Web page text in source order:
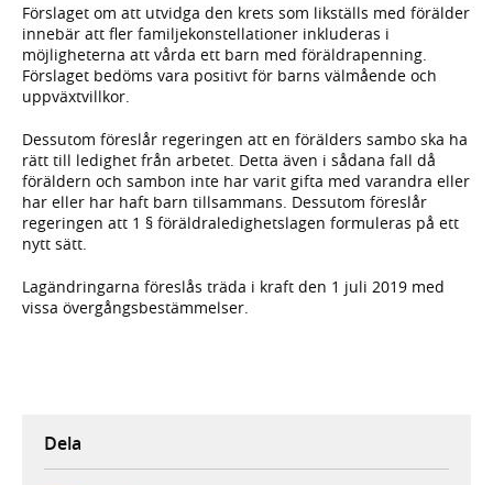
Förslaget om att utvidga den krets som likställs med förälder
innebär att fler familjekonstellationer inkluderas i
möjligheterna att vårda ett barn med föräldrapenning.
Förslaget bedöms vara positivt för barns välmående och
uppväxtvillkor.
Dessutom föreslår regeringen att en förälders sambo ska ha
rätt till ledighet från arbetet. Detta även i sådana fall då
föräldern och sambon inte har varit gifta med varandra eller
har eller har haft barn tillsammans. Dessutom föreslår
regeringen att 1 § föräldraledighetslagen formuleras på ett
nytt sätt.
Lagändringarna föreslås träda i kraft den 1 juli 2019 med
vissa övergångsbestämmelser.
Dela